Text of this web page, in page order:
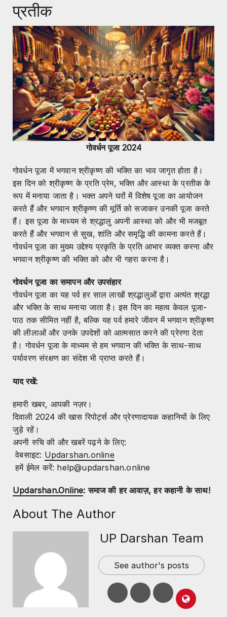
प्रतीक
गोवर्धन पूजा 2024
गोवर्धन पूजा में भगवान श्रीकृष्ण की भक्ति का भाव जागृत होता है।
इस दिन को श्रीकृष्ण के प्रति प्रेम, भक्ति और आस्था के प्रतीक के
रूप में मनाया जाता है। भक्त अपने घरों में विशेष पूजा का आयोजन
करते हैं और भगवान श्रीकृष्ण की मूर्ति को सजाकर उनकी पूजा करते
हैं। इस पूजा के माध्यम से श्रद्धालु अपनी आस्था को और भी मजबूत
करते हैं और भगवान से सुख, शांति और समृद्धि की कामना करते हैं।
गोवर्धन पूजा का मुख्य उद्देश्य प्रकृति के प्रति आभार व्यक्त करना और
भगवान श्रीकृष्ण की भक्ति को और भी गहरा करना है।
गोवर्धन पूजा का समापन और उपसंहार
गोवर्धन पूजा का यह पर्व हर साल लाखों श्रद्धालुओं द्वारा अत्यंत श्रद्धा
और भक्ति के साथ मनाया जाता है। इस दिन का महत्व केवल पूजा-
पाठ तक सीमित नहीं है, बल्कि यह पर्व हमारे जीवन में भगवान श्रीकृष्ण
की लीलाओं और उनके उपदेशों को आत्मसात करने की प्रेरणा देता
है। गोवर्धन पूजा के माध्यम से हम भगवान की भक्ति के साथ-साथ
पर्यावरण संरक्षण का संदेश भी प्राप्त करते हैं।
याद रखें:
हमारी खबर, आपकी नज़र।
दिवाली 2024 की खास रिपोर्ट्स और प्रेरणादायक कहानियों के लिए
जुड़े रहें।
अपनी रुचि की और खबरें पढ़ने के लिए:
वेबसाइट: Updarshan.online
हमें ईमेल करें: help@updarshan.online
Updarshan.Online: समाज की हर आवाज़, हर कहानी के साथ!
About The Author
UP Darshan Team
See author's posts